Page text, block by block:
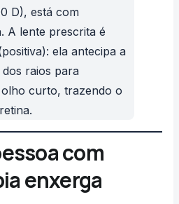
D), está com
A lente prescrita é
ela antecipa a
raios para
curto, trazendo o
com
enxerga